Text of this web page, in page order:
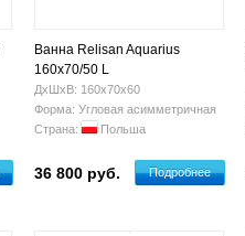
Ванна Relisan Aquarius
160х70/50 L
ДхШхВ: 160х70х60
Форма: Угловая асимметричная
Страна:
Польша
36 800 руб. Подробнее